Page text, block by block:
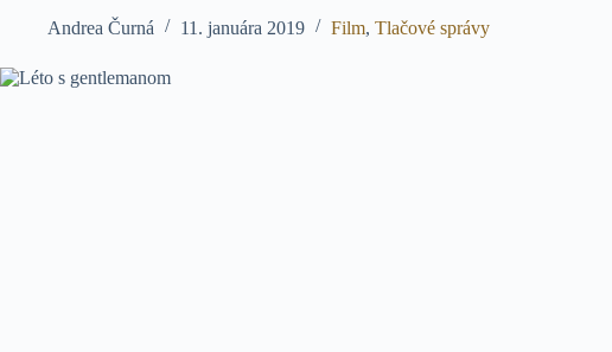
Andrea Čurná
11. januára 2019 Film, Tlačové správy